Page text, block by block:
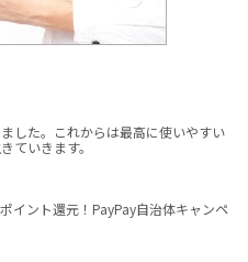
した。これからは最高に使いやすい
ていきます。
イント還元！PayPay自治体キャンペ